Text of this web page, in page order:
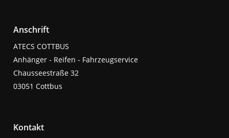
Anschrift
ATECS COTTBUS
Anhänger - Reifen - Fahrzeugservice
Chausseestraße 32
03051 Cottbus
Kontakt